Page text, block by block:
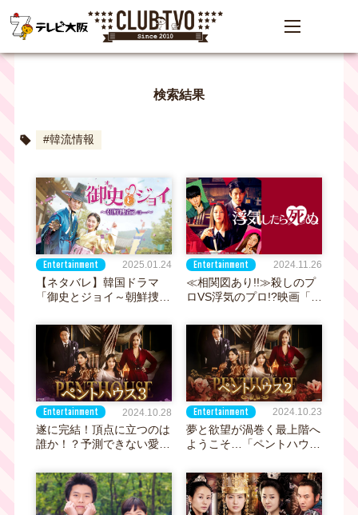
検索結果
#韓流情報
Entertainment 2025.01.24
【ネタバレ】韓国ドラマ
「御史とジョイ～朝鮮捜査
ッキ読み！
Entertainment 2024.11.26
≪相関図あり!!≫殺しのプ
ロVS浮気のプロ!?映画「パ
ョ・ヨジョンが送るブラッ
クラブコメディ！／テレビ
大阪12月５日（木）スター
ト！
Entertainment 2024.10.28
遂に完結！頂点に立つのは
誰か！？予測できない愛憎
7日 (木)放送開始！
Entertainment 2024.10.23
夢と欲望が渦巻く最上階へ
ようこそ…「ペントハウス